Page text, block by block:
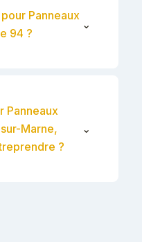
Panneaux
94 ?
⌄
Panneaux
Marne,
?
⌄